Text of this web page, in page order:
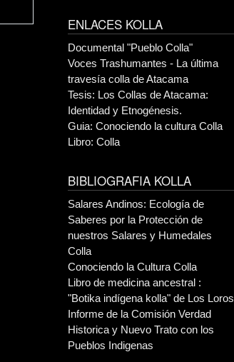
ENLACES KOLLA
Documental "Pueblo Colla"
Voces Trashumantes - La última
travesía colla de Atacama
Tesis: Los Collas de Atacama:
Identidad y Etnogénesis.
Guia: Conociendo la cultura Colla
Libro: Colla
BIBLIOGRAFIA KOLLA
Salares Andinos: Ecología de
Saberes por la Protección de
nuestros Salares y Humedales
Colla
Conociendo la Cultura Colla
Libro de medicina ancestral :
"Botika indígena kolla" de Los Loros
Informe de la Comisión Verdad
Historica y Nuevo Trato con los
Pueblos Indigenas